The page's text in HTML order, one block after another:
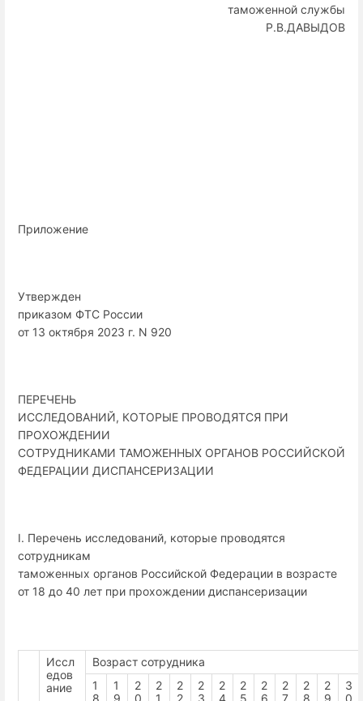
таможенной службы
Р.В.ДАВЫДОВ
Приложение
Утвержден
приказом ФТС России
от 13 октября 2023 г. N 920
ПЕРЕЧЕНЬ
ИССЛЕДОВАНИЙ, КОТОРЫЕ ПРОВОДЯТСЯ ПРИ
ПРОХОЖДЕНИИ
СОТРУДНИКАМИ ТАМОЖЕННЫХ ОРГАНОВ РОССИЙСКОЙ
ФЕДЕРАЦИИ ДИСПАНСЕРИЗАЦИИ
I. Перечень исследований, которые проводятся
сотрудникам
таможенных органов Российской Федерации в возрасте
от 18 до 40 лет при прохождении диспансеризации
Иссл
едов
ание
Возраст сотрудника
1
8
1
9
2
0
2
1
2
2
2
3
2
4
2
5
2
6
2
7
2
8
2
9
3
0